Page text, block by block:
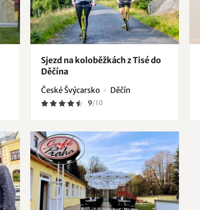
Sjezd na koloběžkách z Tisé do
Děčína
České Švýcarsko Děčín
9/10